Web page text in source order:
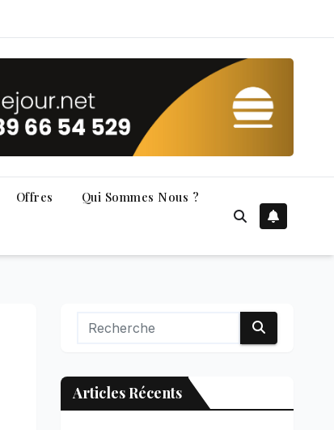
Offres Qui Sommes Nous ?
Articles Récents